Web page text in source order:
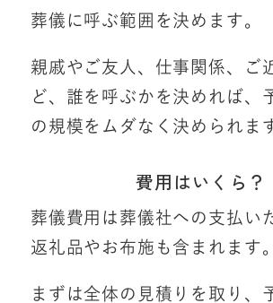
葬儀に呼ぶ範囲を決めます。
親戚やご友人、仕事関係、ご
ど、誰を呼ぶかを決めれば、
の規模をムダなく決められま
費用はいくら？
葬儀費用は葬儀社への支払い
返礼品やお布施も含まれます。
まずは全体の見積りを取り、